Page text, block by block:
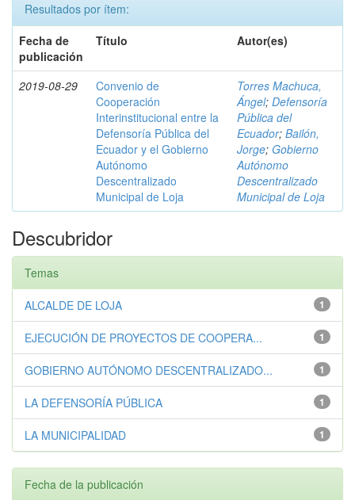
Resultados por ítem:
Fecha de
publicación
Título Autor(es)
2019-08-29
Convenio de
Cooperación
Interinstitucional entre la
Defensoría Pública del
Ecuador y el Gobierno
Autónomo
Descentralizado
Municipal de Loja
Torres Machuca,
Ángel; Defensoría
Pública del
Ecuador; Bailón,
Jorge; Gobierno
Autónomo
Descentralizado
Municipal de Loja
Descubridor
Temas
1
ALCALDE DE LOJA
1
EJECUCIÓN DE PROYECTOS DE COOPERA...
1
GOBIERNO AUTÓNOMO DESCENTRALIZADO...
1
LA DEFENSORÍA PÚBLICA
1
LA MUNICIPALIDAD
Fecha de la publicación